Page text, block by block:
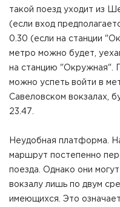
такой поезд уходит из
(если вход
0.30 (если на станции
метро можно будет,
на станцию "Окружная".
можно успеть войти в
Савеловском вокзалах,
23.47.
Неудобная платформа.
маршрут постепенно
поезда. Однако они
вокзалу лишь по двум
имеющихся. Это